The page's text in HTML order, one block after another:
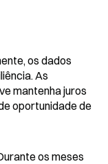
os dados
As
mantenha juros
oportunidade de
os meses